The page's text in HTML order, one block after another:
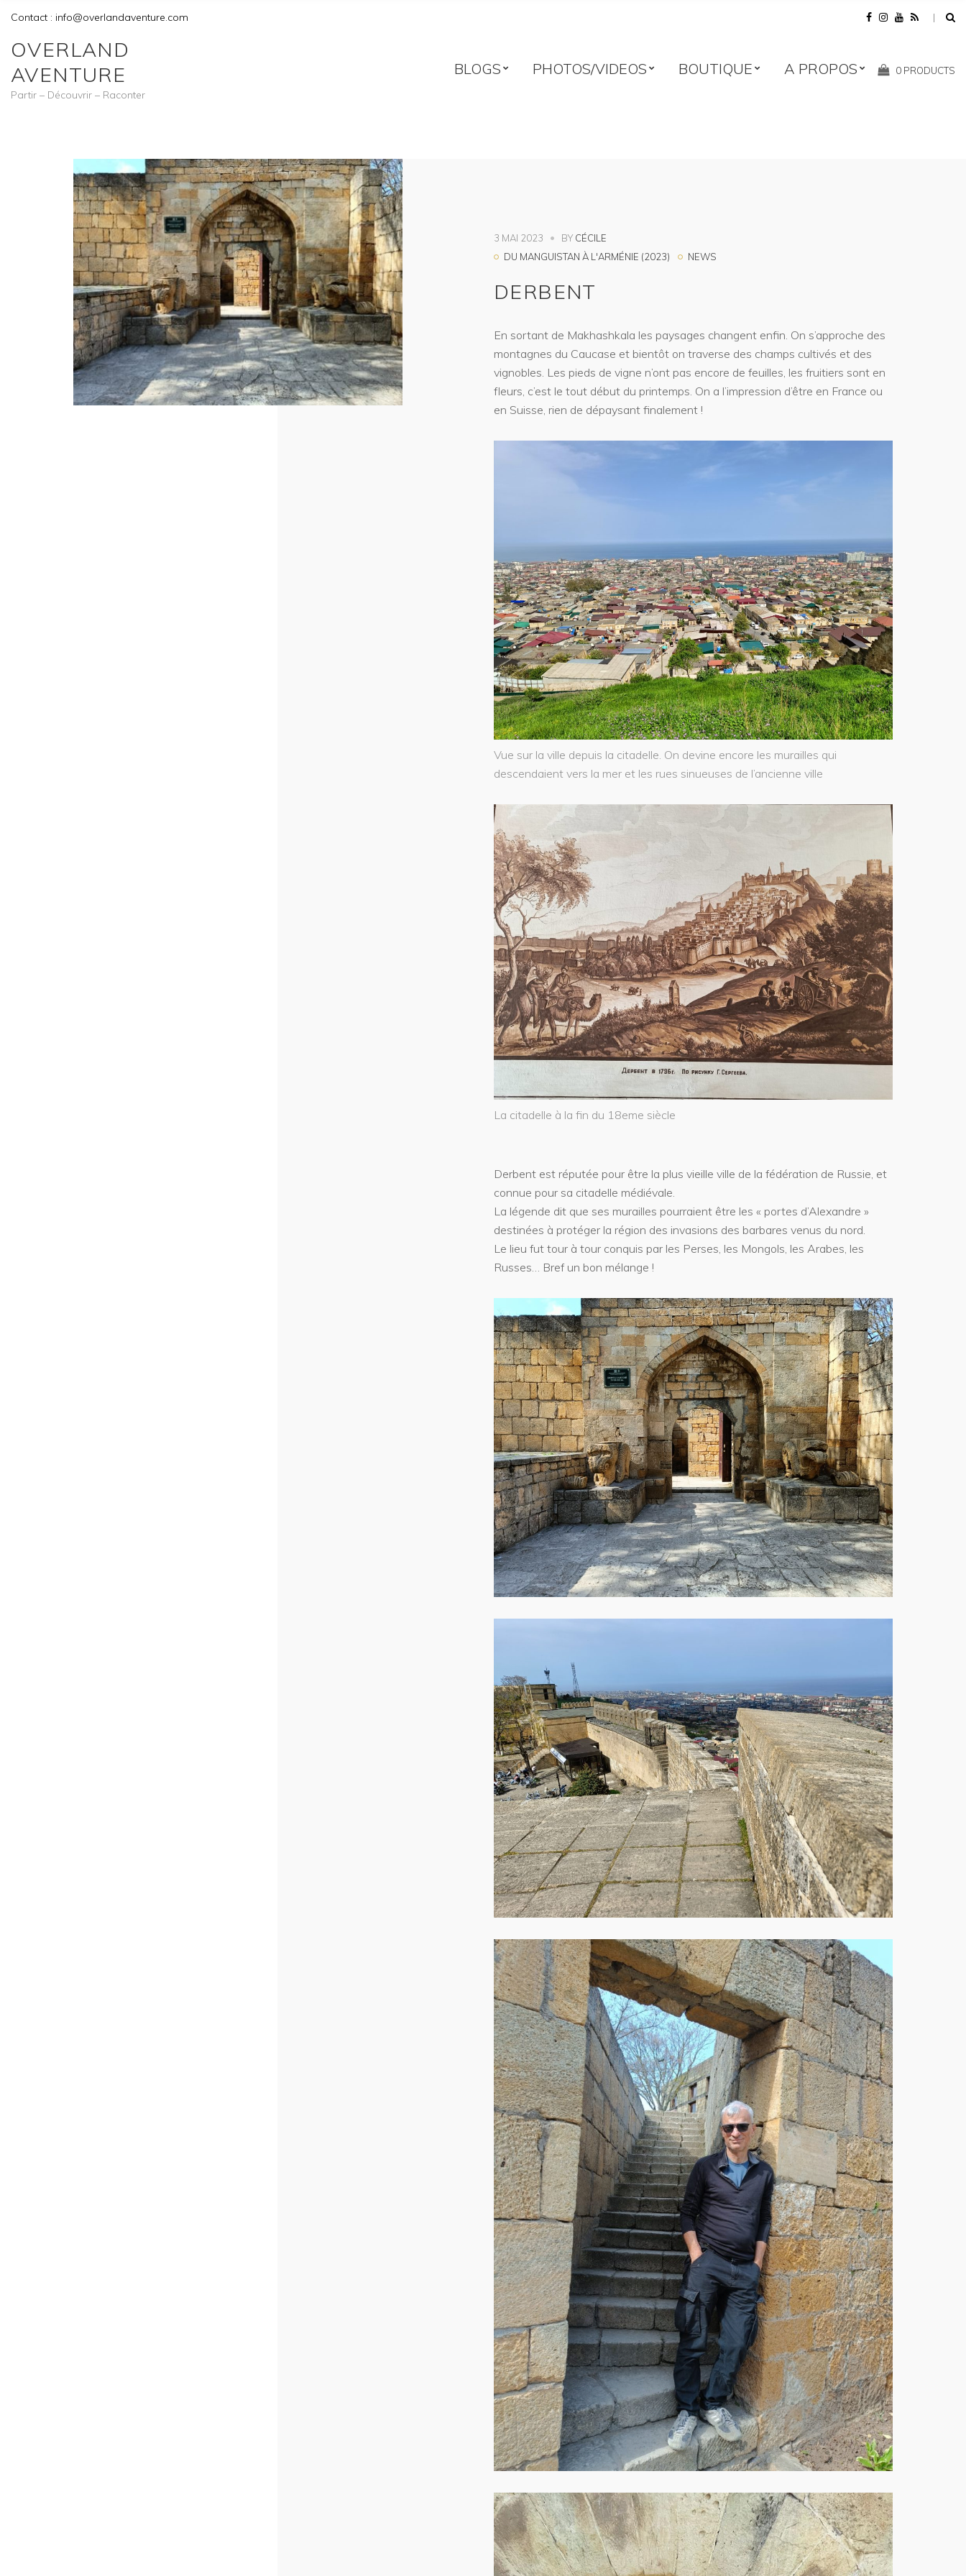
Contact : info@overlandaventure.com
OVERLAND
AVENTURE
Partir – Découvrir – Raconter
BLOGS PHOTOS/VIDEOS BOUTIQUE A PROPOS
Shopping
0 PRODUCTS
3 MAI 2023 BY CÉCILE
DU MANGUISTAN À L'ARMÉNIE (2023)
NEWS
DERBENT
En sortant de Makhashkala les paysages changent enfin. On s’approche des
montagnes du Caucase et bientôt on traverse des champs cultivés et des
vignobles. Les pieds de vigne n’ont pas encore de feuilles, les fruitiers sont en
fleurs, c’est le tout début du printemps. On a l’impression d’être en France ou
en Suisse, rien de dépaysant finalement !
Vue sur la ville depuis la citadelle. On devine encore les murailles qui
descendaient vers la mer et les rues sinueuses de l’ancienne ville
La citadelle à la fin du 18eme siècle
Derbent est réputée pour être la plus vieille ville de la fédération de Russie, et
connue pour sa citadelle médiévale.
La légende dit que ses murailles pourraient être les « portes d’Alexandre »
destinées à protéger la région des invasions des barbares venus du nord.
Le lieu fut tour à tour conquis par les Perses, les Mongols, les Arabes, les
Russes… Bref un bon mélange !